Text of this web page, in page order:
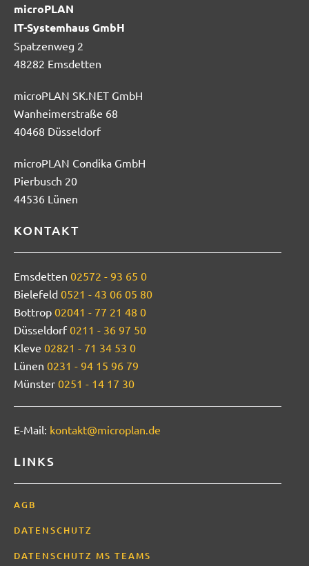
microPLAN
IT-Systemhaus GmbH
Spatzenweg 2
48282 Emsdetten
microPLAN SK.NET GmbH
Wanheimerstraße 68
40468 Düsseldorf
microPLAN Condika GmbH
Pierbusch 20
44536 Lünen
KONTAKT
Emsdetten 02572 - 93 65 0
Bielefeld 0521 - 43 06 05 80
Bottrop 02041 - 77 21 48 0
Düsseldorf0211 - 36 97 50
Kleve 02821 - 71 34 53 0
Lünen 0231 - 94 15 96 79
Münster 0251 - 14 17 30
E-Mail: kontakt@microplan.de
LINKS
AGB
DATENSCHUTZ
DATENSCHUTZ MS TEAMS